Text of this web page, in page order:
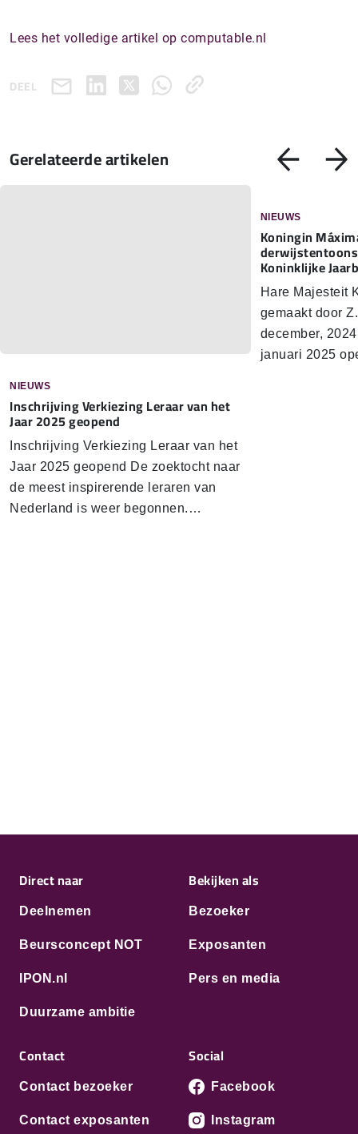
Lees het volledige artikel op computable.nl
DEEL
Gerelateerde artikelen
NIEUWS
In­schrij­ving Verkiezing Leraar van het
Jaar 2025 geopend
In­schrij­ving Verkiezing Leraar van het
Jaar 2025 geopend De zoektocht naar
de meest inspirerende leraren van
Nederland is weer begonnen.…
NIEUWS
Koningin
Koninklijke
Hare Majesteit
gemaakt door
december,
januari 2025
Direct naar
Deelnemen
Beursconcept NOT
IPON.nl
Duurzame ambitie
Bekijken als
Bezoeker
Exposanten
Pers en media
Contact
Contact bezoeker
Contact exposanten
Social
Facebook
Instagram